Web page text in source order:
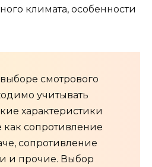
климата, особенности
смотрового
учитывать
характеристики
как сопротивление
сопротивление
и прочие. Выбор